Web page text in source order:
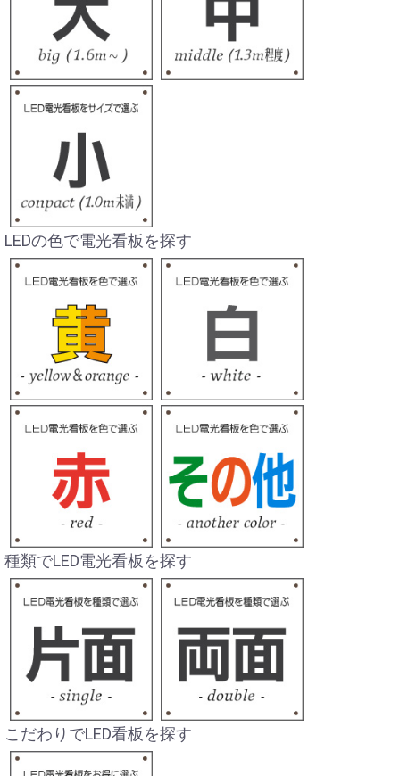
LEDの色で電光看板を探す
種類でLED電光看板を探す
こだわりでLED看板を探す